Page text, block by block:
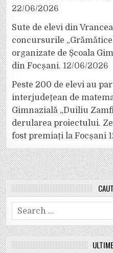
22/06/2026
Sute de elevi din
concursurile
organizate de Școala
din Focșani. 12/06/2026
Peste 200 de elevi au
interjudețean de
Gimnazială „Duiliu
derularea proiectului.
fost premiați la Focșani
Search
for: